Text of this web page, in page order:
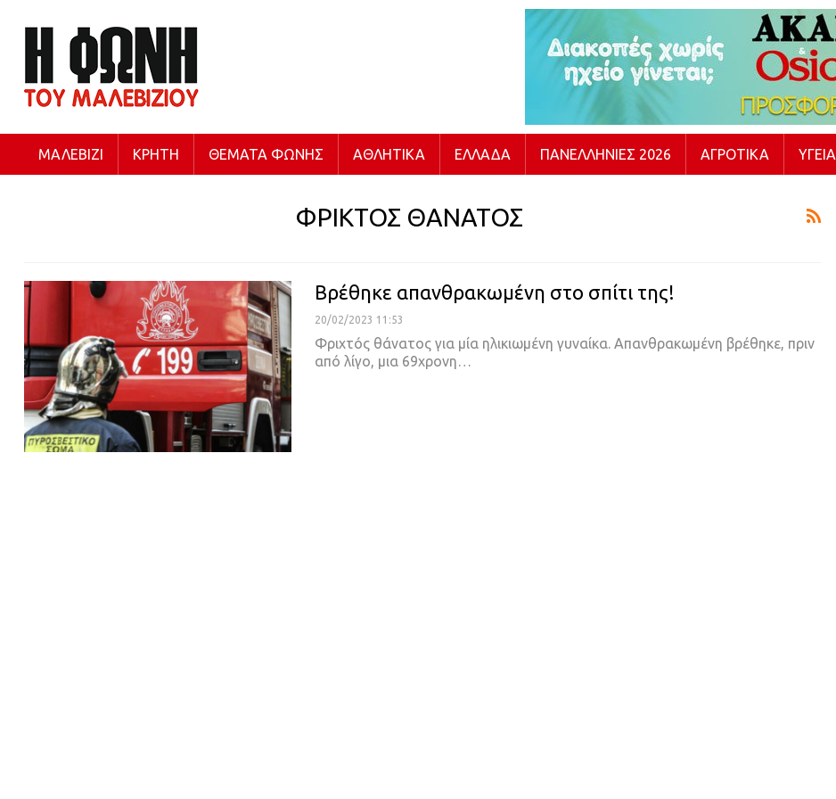
ΜΑΛΕΒΊΖΙ ΚΡΉΤΗ ΘΈΜΑΤΑ ΦΩΝΉΣ ΑΘΛΗΤΙΚΆ ΕΛΛΆΔΑ ΠΑΝΕΛΛΉΝΙΕΣ 2026 ΑΓΡΟΤΙΚΆ ΥΓΕΊΑ
ΦΡΙΚΤΟΣ ΘΑΝΑΤΟΣ
Βρέθηκε απανθρακωμένη στο σπίτι της!
20/02/2023 11:53
Φριχτός θάνατος για μία ηλικιωμένη γυναίκα. Απανθρακωμένη βρέθηκε, πριν
από λίγο, μια 69χρονη…